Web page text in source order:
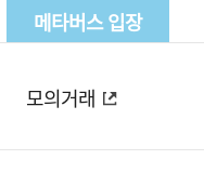
메타버스 입장
모의거래